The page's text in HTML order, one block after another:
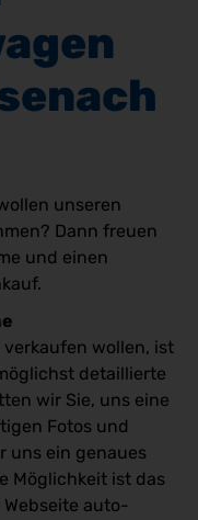
unseren
Dann freuen
und einen
verkaufen wollen, ist
detaillierte
wir Sie, uns eine
Fotos und
uns ein genaues
Möglichkeit ist das
auto-